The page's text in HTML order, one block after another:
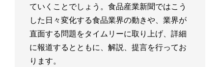
ていくことでしょう。食品産業新聞ではこう
した日々変化する食品業界の動きや、業界が
直面する問題をタイムリーに取り上げ、詳細
に報道するとともに、解説、提言を行ってお
ります。